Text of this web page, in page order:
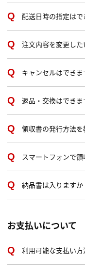
配送日時の指定は
注文内容を変更した
キャンセルはできま
返品・交換はできま
領収書の発行方法
スマートフォンで
納品書は入りますか
お支払いについて
利用可能な支払い